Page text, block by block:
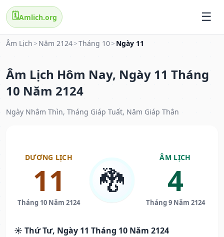
🗓️Amlich.org
Âm Lịch > Năm 2124>Tháng 10> Ngày 11
Âm Lịch Hôm Nay, Ngày 11 Tháng
10 Năm 2124
Ngày Nhâm Thìn, Tháng Giáp Tuất, Năm Giáp Thân
DƯƠNG LỊCH
11
Tháng 10 Năm 2124
🐉
ÂM LỊCH
4
Tháng 9 Năm 2124
☀️ Thứ Tư, Ngày 11 Tháng 10 Năm 2124